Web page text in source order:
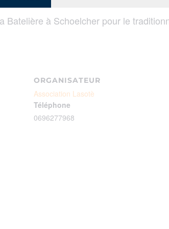
Batelière à Schoelcher pour le
ORGANISATEUR
Association Lasotè
Téléphone
0696277968